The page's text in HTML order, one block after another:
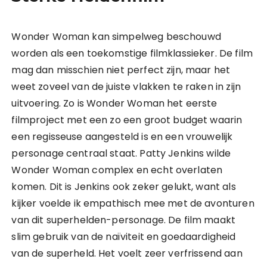
Wonder Woman kan simpelweg beschouwd
worden als een toekomstige filmklassieker. De film
mag dan misschien niet perfect zijn, maar het
weet zoveel van de juiste vlakken te raken in zijn
uitvoering. Zo is Wonder Woman het eerste
filmproject met een zo een groot budget waarin
een regisseuse aangesteld is en een vrouwelijk
personage centraal staat. Patty Jenkins wilde
Wonder Woman complex en echt overlaten
komen. Dit is Jenkins ook zeker gelukt, want als
kijker voelde ik empathisch mee met de avonturen
van dit superhelden-personage. De film maakt
slim gebruik van de naïviteit en goedaardigheid
van de superheld. Het voelt zeer verfrissend aan